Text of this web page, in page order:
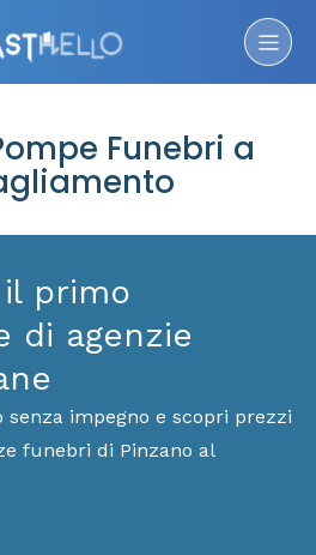
Funebri a
primo
di agenzie
impegno e scopri prezzi
funebri di Pinzano al